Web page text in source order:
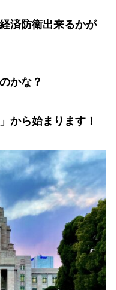
済防衛出来るかが
かな？
から始まります！